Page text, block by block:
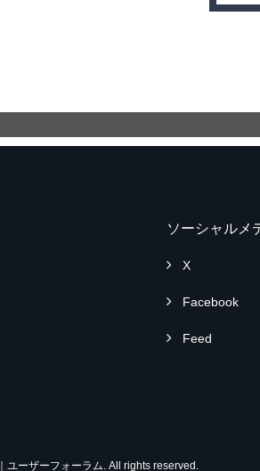
ソーシャルメ
X
Facebook
Feed
ーザーフォーラム. All rights reserved.